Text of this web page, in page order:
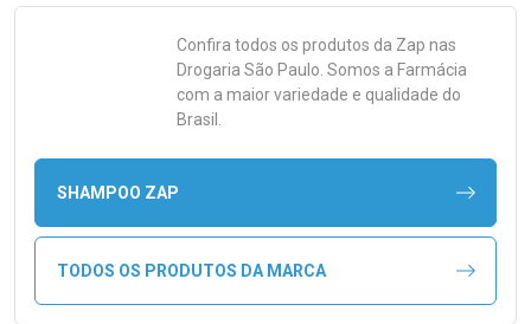
Confira todos os produtos da Zap nas
Drogaria São Paulo. Somos a Farmácia
com a maior variedade e qualidade do
Brasil.
SHAMPOO ZAP
TODOS OS PRODUTOS DA MARCA